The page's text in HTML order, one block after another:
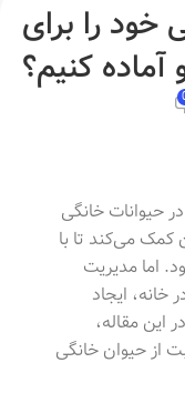
خود را برای
کنیم؟
حیوانات خانگی
کمک می‌کند تا با
اما مدیریت
خانه، ایجاد
این مقاله،
از حیوان خانگی